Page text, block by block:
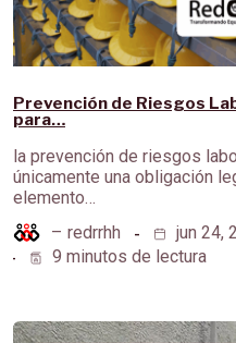
Prevención de Riesgos
para…
la prevención de riesgos
únicamente una obligación
elemento…
– redrrhh
jun 24,
9 minutos de lectura